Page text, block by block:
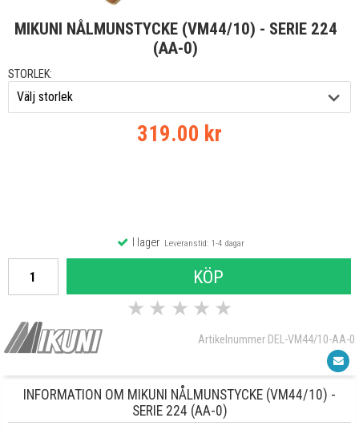
MIKUNI NÅLMUNSTYCKE (VM44/10) - SERIE 224
(AA-0)
STORLEK:
319.00 kr
I lagerLeveranstid: 1-4 dagar
KÖP
★ ★ ★ ★ ★
Artikelnummer DEL-VM44/10-AA-0
INFORMATION OM MIKUNI NÅLMUNSTYCKE (VM44/10) -
SERIE 224 (AA-0)